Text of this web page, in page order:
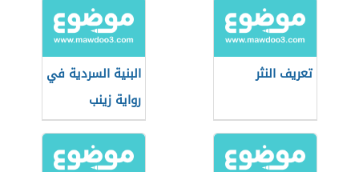
تعريف النثر
البنية السردية في
رواية زينب